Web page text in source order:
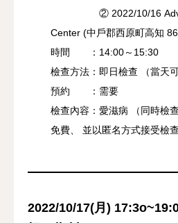
② 2022/10/16
Center (中戶郡西原町高知
時間 ：14:00～15:30
檢查方法：即日檢查 （當天
預約 ：需要
檢查內容：愛滋病 （同時檢查
免費、 並以匿名方式接受檢查
2022/10/17(月)